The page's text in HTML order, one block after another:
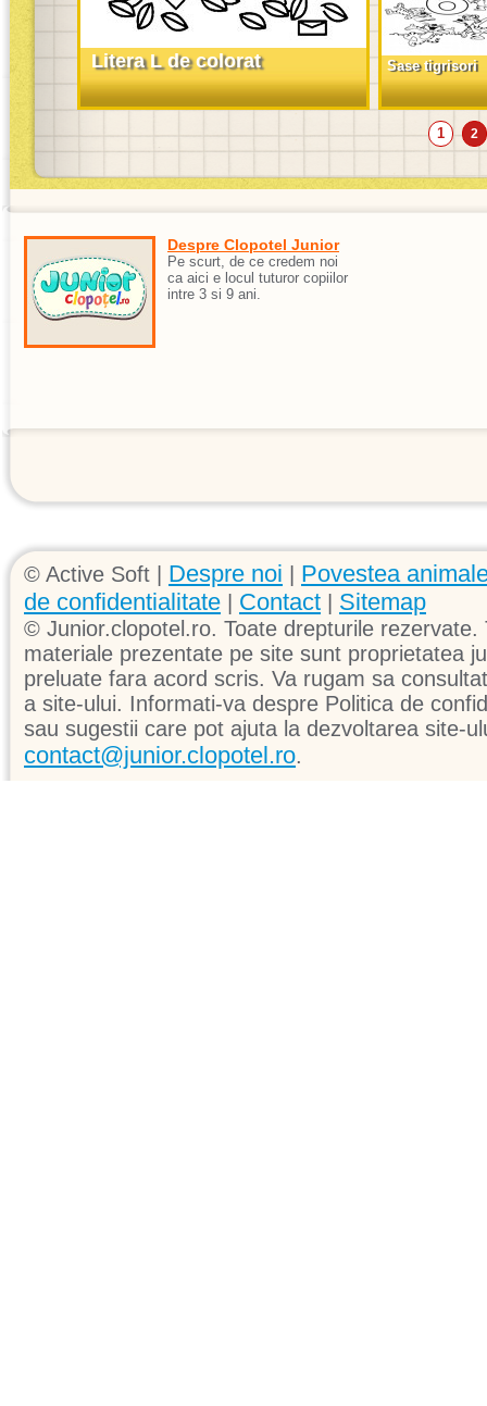
Litera L de colorat Sase tigrisori
1 2
Despre Clopotel Junior
Pe scurt, de ce credem noi
ca aici e locul tuturor copiilor
intre 3 si 9 ani.
© Active Soft | Despre noi
Povestea
de confidentialitate
Contact Sitemap
© Junior.clopotel.ro. Toate drepturile
materiale prezentate pe site sunt proprietatea
preluate fara acord scris. Va rugam sa
a site-ului. Informati-va despre Politica de
sau sugestii care pot ajuta la dezvoltarea site-
contact@junior.clopotel.ro.